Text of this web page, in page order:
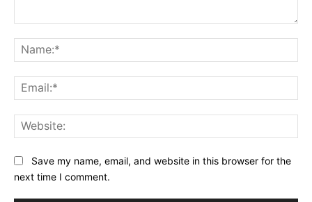
Save my name, email, and website in this browser for the
next time I comment.